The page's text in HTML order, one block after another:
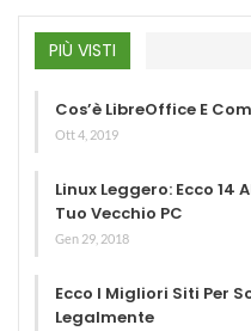
PIÙ VISTI
Cos’è LibreOffice E
Ott 4, 2019
Linux Leggero: Ecco 14
Tuo Vecchio PC
Gen 29, 2018
Ecco I Migliori Siti Per
Legalmente